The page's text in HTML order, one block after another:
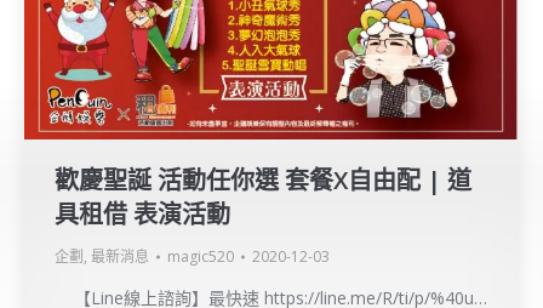
歡慶聖誕 活動任你選 套餐X自由配 | 道
具租借 表演活動
企劃 , 最新消息 magic520 2020-12-03
【Line線上諮詢】最快速 https://line.me/R/ti/p/%40u…